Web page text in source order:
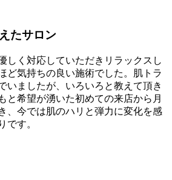
たサロン
しく対応していただきリラックスし
ど気持ちの良い施術でした。肌トラ
いましたが、いろいろと教えて頂き
と希望が湧いた初めての来店から月
、今では肌のハリと弾力に変化を感
です。